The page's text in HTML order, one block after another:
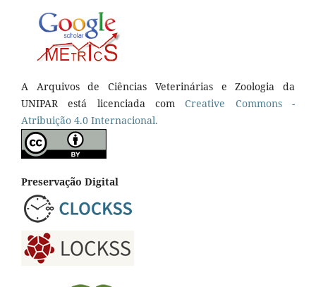
A Arquivos de Ciências Veterinárias e Zoologia da
UNIPAR está licenciada comCreative Commons -
Atribuição 4.0 Internacional.
Preservação Digital